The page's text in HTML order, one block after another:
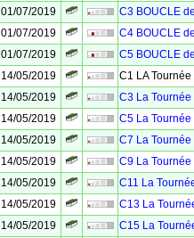
01/07/2019
C3 BOUCLE
01/07/2019
C4 BOUCLE
01/07/2019
C5 BOUCLE
14/05/2019
C1 LA
14/05/2019
C3 La
14/05/2019
C5 La
14/05/2019
C7 La
14/05/2019
C9 La
14/05/2019
C11 La
14/05/2019
C13 La
14/05/2019
C15 La